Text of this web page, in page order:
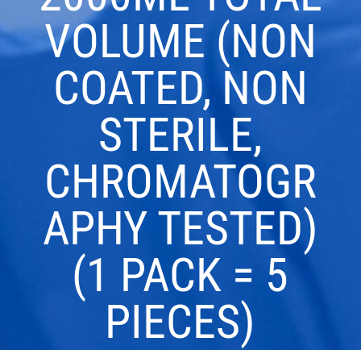
VOLUME (NON
COATED, NON
STERILE,
CHROMATOGR
APHY TESTED)
(1 PACK = 5
PIECES)